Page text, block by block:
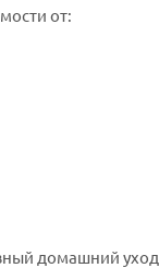
от:
домашний уход